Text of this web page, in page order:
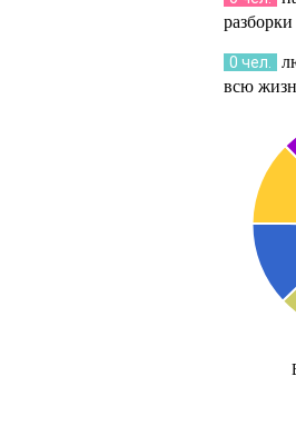
разборки
0 чел.
всю